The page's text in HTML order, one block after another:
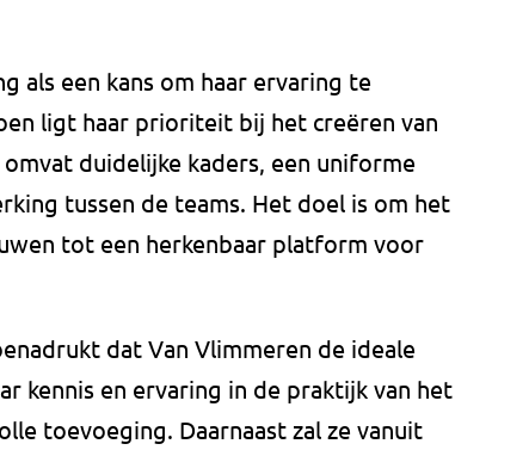
als een kans om haar ervaring te
ligt haar prioriteit bij het creëren van
duidelijke kaders, een uniforme
tussen de teams. Het doel is om het
tot een herkenbaar platform voor
dat Van Vlimmeren de ideale
kennis en ervaring in de praktijk van het
toevoeging. Daarnaast zal ze vanuit